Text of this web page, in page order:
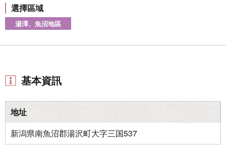
選擇區域
湯澤、魚沼地區
基本資訊
地址
新潟県南魚沼郡湯沢町大字三国537